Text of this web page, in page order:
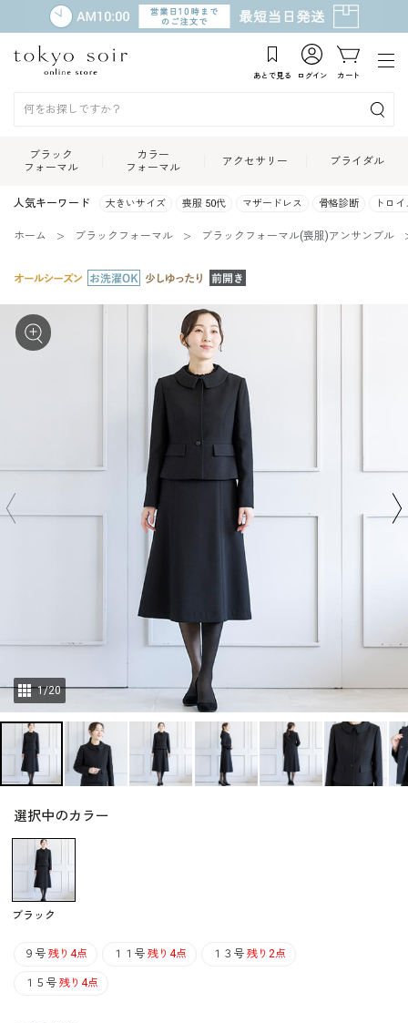
あとで見る ログイン カート
ブラック
フォーマル
カラー
フォーマル
アクセサリー ブライダル
人気キーワード 大きいサイズ 喪服 50代 マザードレス 骨格診断 トロ
ホーム ブラックフォーマル ブラックフォーマル(喪服)アンサンブル
1/20
選択中のカラー
ブラック
９号 残り4点 １１号 残り4点 １３号 残り2点
１５号 残り4点